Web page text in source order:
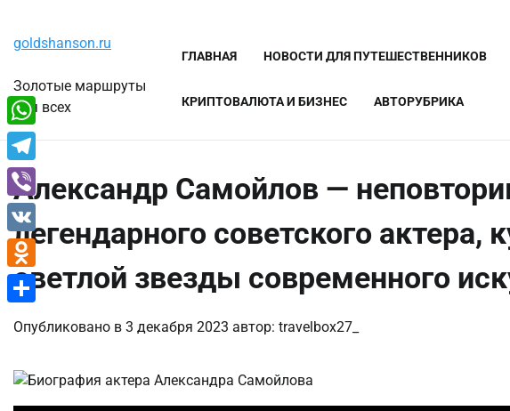
содержимому
goldshanson.ru
Золотые маршруты
для всех
ГЛАВНАЯ НОВОСТИ ДЛЯ ПУТЕШЕСТВЕННИКОВ
КРИПТОВАЛЮТА И БИЗНЕС АВТОРУБРИКА
Александр Самойлов —
легендарного советского актера,
светлой звезды современного
Опубликовано в 3 декабря 2023 автор: travelbox27_
WhatsApp
Telegram
Viber
VK
Odnoklassniki